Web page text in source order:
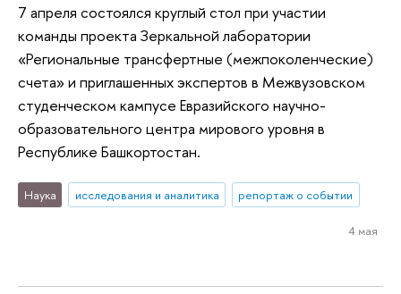
7 апреля состоялся круглый стол при участии
команды проекта Зеркальной лаборатории
«Региональные трансфертные (межпоколенческие)
счета» и приглашенных экспертов в Межвузовском
студенческом кампусе Евразийского научно-
образовательного центра мирового уровня в
Республике Башкортостан.
Наука исследования и аналитика репортаж о событии
4 мая